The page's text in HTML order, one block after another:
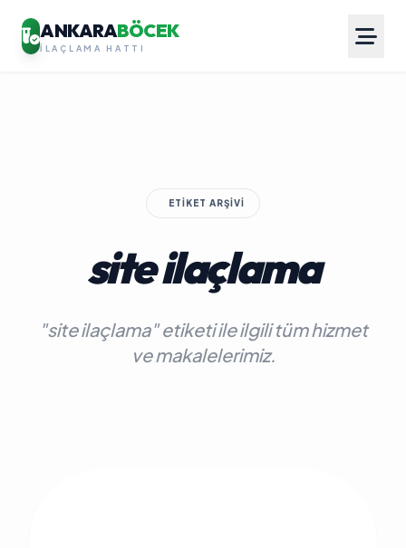
ANKARABÖCEK
İLAÇLAMA HATTI
ETIKET ARŞIVI
site ilaçlama
"site ilaçlama" etiketi ile ilgili tüm hizmet
ve makalelerimiz.